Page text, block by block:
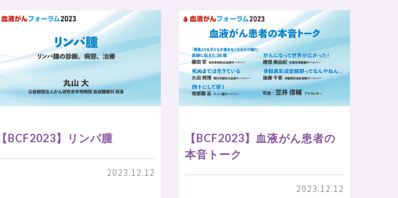
【BCF2023】リンパ腫
2023.12.12
【BCF2023】血液がん患者の
本音トーク
2023.12.12